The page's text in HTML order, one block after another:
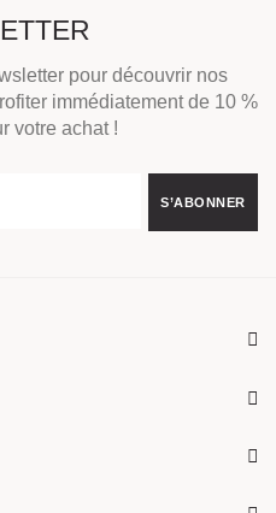
pour découvrir nos
immédiatement de 10 %
votre achat !